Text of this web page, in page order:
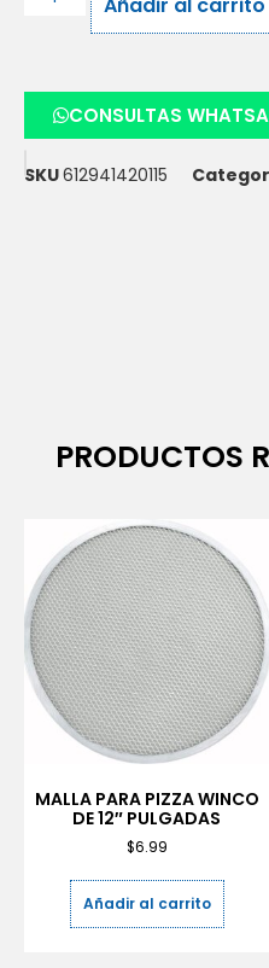
CONSULTAS
SKU612941420115
PRODUCTOS
MALLA PARA PIZZA WINCO
DE 12″ PULGADAS
$6.99
Añadir al carrito